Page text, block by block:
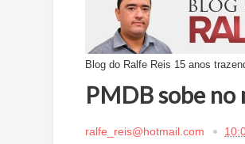
Blog do Ralfe Reis 15 anos
PMDB sobe no
ralfe_reis@hotmail.com